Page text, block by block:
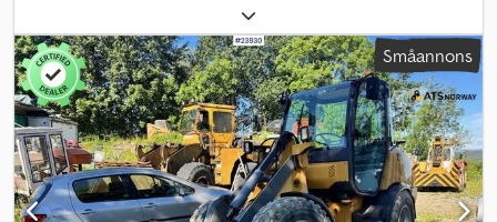
Tyskland 🚛 Leverans till din destination erbjuds – använd vår
fraktkalkylator för att uppskatta transportkostnaderna! 💰 Köp nu
för 124 800 EUR eller lämna ett bud. Betalning vid leverans erbjuds
mot en rimlig avgift (under förbehåll för godkännande)* Dcjdozrn
Dljpfx Apvjk 👷‍♂️ Inspekterad av en oberoende expert 56
inspektionspunkter, 54 godkända ✅, 2 mindre fel ℹ️, 0 kostnader ⚠️
📌 Inspektörens kommentar: Bra, driftsduglig hjullastare, alla
funktioner fungerar, behöver en grundlig rengöring, skopan
behöver repareras, höger steg och kåpa är böjda. 📄 Vill du se
Småannons